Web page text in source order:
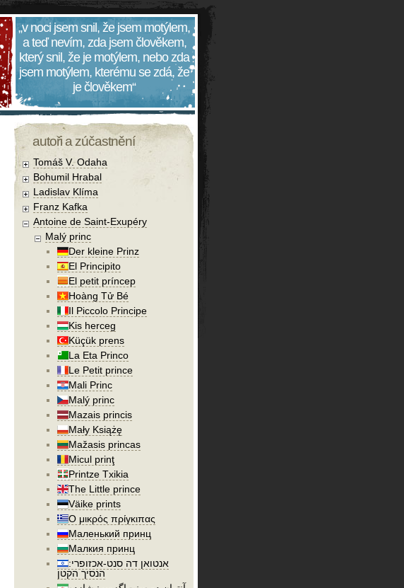
„v noci jsem snil, že jsem motýlem,
a teď nevím, zda jsem člověkem,
který snil, že je motýlem, nebo zda
jsem motýlem, kterému se zdá, že
je člověkem“
autoři a zúčastnění
Tomáš V. Odaha
Bohumil Hrabal
Ladislav Klíma
Franz Kafka
Antoine de Saint-Exupéry
Malý princ
Der kleine Prinz
El Principito
El petit príncep
Hoàng Tử Bé
Il Piccolo Principe
Kis herceg
Küçük prens
La Eta Princo
Le Petit prince
Mali Princ
Malý princ
Mazais princis
Mały Książę
Mažasis princas
Micul prinţ
Printze Txikia
The Little prince
Väike prints
Ο μικρός πρίγκιπας
Маленький принц
Малкия принц
אנטואן דה סנט-אכזופרי:
הנסיך הקטן